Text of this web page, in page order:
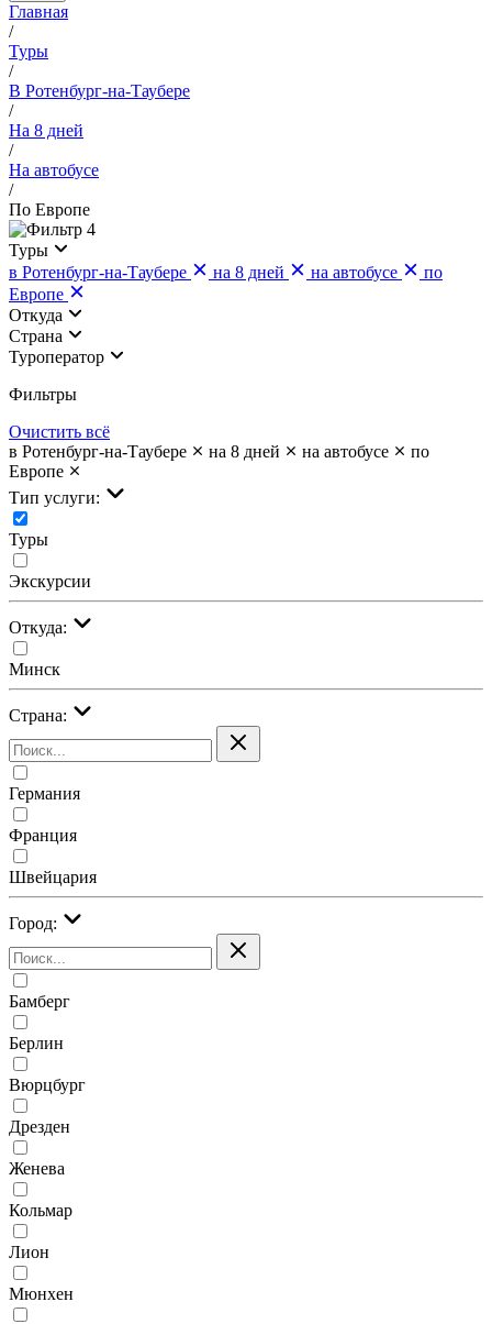
Главная
/
Туры
/
В Ротенбург-на-Таубере
/
На 8 дней
/
На автобусе
/
По Европе
4
Туры
в Ротенбург-на-Таубере
на 8 дней на автобусе
по
Европе
Откуда
Страна
Туроператор
Фильтры
Очистить всё
в Ротенбург-на-Таубере
на 8 дней на автобусе
по
Европе
Тип услуги:
Туры
Экскурсии
Откуда:
Минск
Страна:
Германия
Франция
Швейцария
Город:
Бамберг
Берлин
Вюрцбург
Дрезден
Женева
Кольмар
Лион
Мюнхен